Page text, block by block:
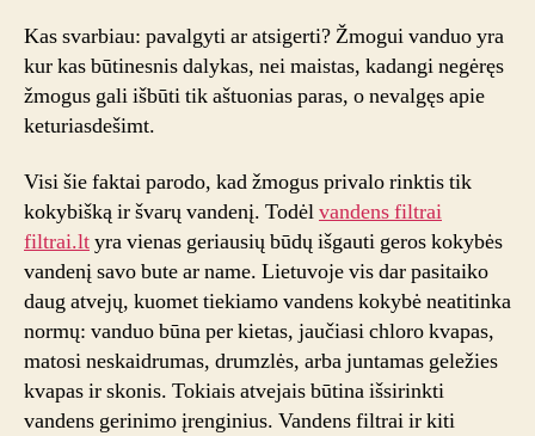
Kas svarbiau: pavalgyti ar atsigerti? Žmogui vanduo yra
kur kas būtinesnis dalykas, nei maistas, kadangi negėręs
žmogus gali išbūti tik aštuonias paras, o nevalgęs apie
keturiasdešimt.
Visi šie faktai parodo, kad žmogus privalo rinktis tik
kokybišką ir švarų vandenį. Todėlvandens filtrai
filtrai.ltyra vienas geriausių būdų išgauti geros kokybės
vandenį savo bute ar name. Lietuvoje vis dar pasitaiko
daug atvejų, kuomet tiekiamo vandens kokybė neatitinka
normų: vanduo būna per kietas, jaučiasi chloro kvapas,
matosi neskaidrumas, drumzlės, arba juntamas geležies
kvapas ir skonis. Tokiais atvejais būtina išsirinkti
vandens gerinimo įrenginius. Vandens filtrai ir kiti